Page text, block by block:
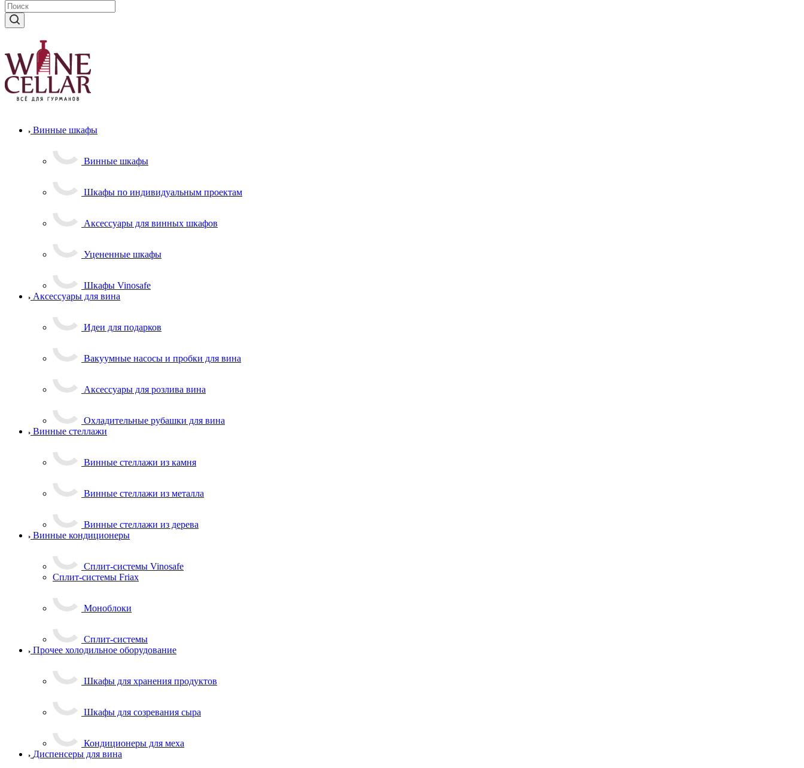
Винные шкафы
Винные шкафы
Шкафы по индивидуальным проектам
Аксессуары для винных шкафов
Уцененные шкафы
Шкафы Vinosafe
Аксессуары для вина
Идеи для подарков
Вакуумные насосы и пробки для вина
Аксессуары для розлива вина
Охладительные рубашки для вина
Винные стеллажи
Винные стеллажи из камня
Винные стеллажи из металла
Винные стеллажи из дерева
Винные кондиционеры
Сплит-системы Vinosafe
Сплит-системы Friax
Моноблоки
Сплит-системы
Прочее холодильное оборудование
Шкафы для хранения продуктов
Шкафы для созревания сыра
Кондиционеры для меха
Диспенсеры для вина